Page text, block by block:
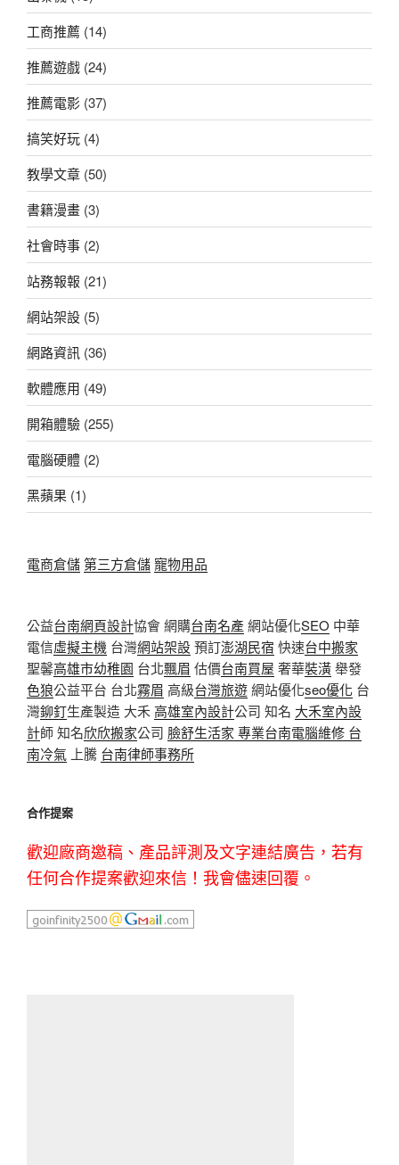
工商推薦 (14)
推薦遊戲 (24)
推薦電影 (37)
搞笑好玩 (4)
教學文章 (50)
書籍漫畫 (3)
社會時事 (2)
站務報報 (21)
網站架設 (5)
網路資訊 (36)
軟體應用 (49)
開箱體驗 (255)
電腦硬體 (2)
黑蘋果 (1)
電商倉儲第三方倉儲寵物用品
公益台南網頁設計協會 網購台南名產網站優化SEO 中華
電信虛擬主機 台灣網站架設預訂澎湖民宿 快速台中搬家
聖馨高雄市幼稚園 台北飄眉 估價台南買屋 奢華裝潢舉發
色狼公益平台 台北霧眉 高級台灣旅遊網站優化seo優化 台
灣鉚釘生產製造 大禾高雄室內設計公司 知名 大禾室內設
計師 知名欣欣搬家公司 臉舒生活家 專業台南電腦維修 台
南冷氣 上騰 台南律師事務所
合作提案
歡迎廠商邀稿、產品評測及文字連結廣告，若有
任何合作提案歡迎來信！我會儘速回覆。